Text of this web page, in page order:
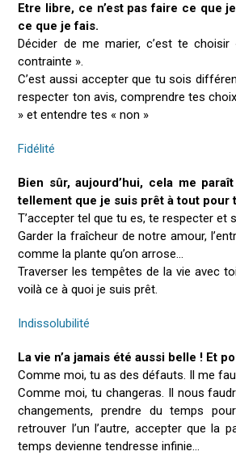
Etre libre, ce n’est pas faire ce que
ce que je fais.
Décider de me marier, c’est te
contrainte ».
C’est aussi accepter que tu sois
respecter ton avis, comprendre tes
» et entendre tes « non »
Fidélité
Bien sûr, aujourd’hui, cela me
tellement que je suis prêt à tout pour
T’accepter tel que tu es, te respecter et
Garder la fraîcheur de notre amour,
comme la plante qu’on arrose…
Traverser les tempêtes de la vie avec
voilà ce à quoi je suis prêt.
Indissolubilité
La vie n’a jamais été aussi belle ! Et
Comme moi, tu as des défauts. Il me
Comme moi, tu changeras. Il nous
changements, prendre du temps
retrouver l’un l’autre, accepter que la
temps devienne tendresse infinie…